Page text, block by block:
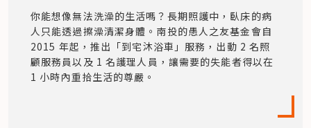
你能想像無法洗澡的生活嗎？長期照護中，臥床的病
人只能透過擦澡清潔身體。南投的愚人之友基金會自
2015 年起，推出「到宅沐浴車」服務，出動 2 名照
顧服務員以及 1 名護理人員，讓需要的失能者得以在
1 小時內重拾生活的尊嚴。